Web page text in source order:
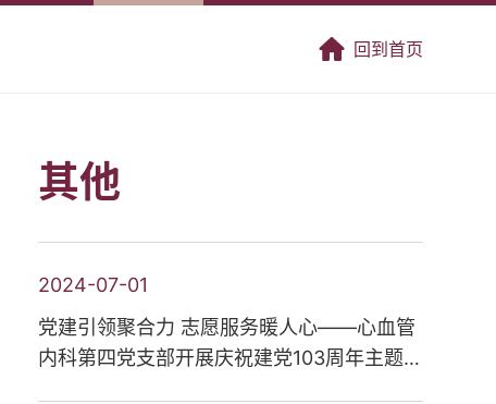
回到首页
其他
2024-07-01
党建引领聚合力 志愿服务暖人心——心血管
内科第四党支部开展庆祝建党103周年主题党